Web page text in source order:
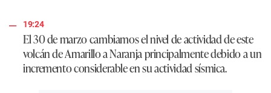
19:24
El 30 de marzo cambiamos el nivel de actividad de este
volcán de Amarillo a Naranja principalmente debido a un
incremento considerable en su actividad sísmica.